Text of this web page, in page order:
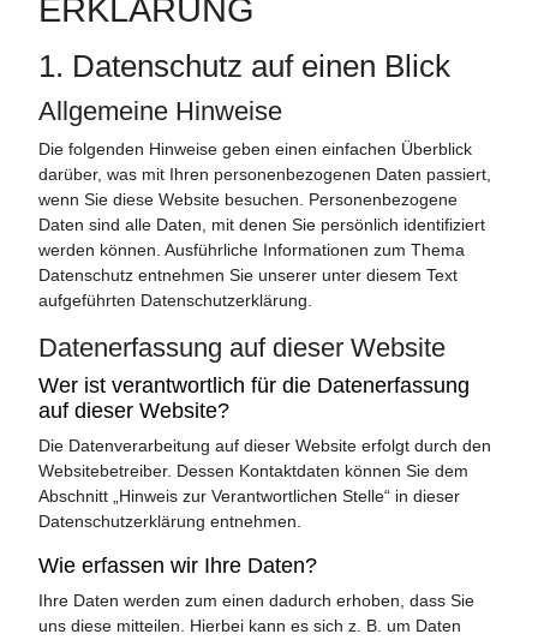
ERKLÄRUNG
1. Datenschutz auf einen Blick
Allgemeine Hinweise
Die folgenden Hinweise geben einen einfachen Überblick
darüber, was mit Ihren personenbezogenen Daten passiert,
wenn Sie diese Website besuchen. Personenbezogene
Daten sind alle Daten, mit denen Sie persönlich identifiziert
werden können. Ausführliche Informationen zum Thema
Datenschutz entnehmen Sie unserer unter diesem Text
aufgeführten Datenschutzerklärung.
Datenerfassung auf dieser Website
Wer ist verantwortlich für die Datenerfassung
auf dieser Website?
Die Datenverarbeitung auf dieser Website erfolgt durch den
Websitebetreiber. Dessen Kontaktdaten können Sie dem
Abschnitt „Hinweis zur Verantwortlichen Stelle“ in dieser
Datenschutzerklärung entnehmen.
Wie erfassen wir Ihre Daten?
Ihre Daten werden zum einen dadurch erhoben, dass Sie
uns diese mitteilen. Hierbei kann es sich z. B. um Daten